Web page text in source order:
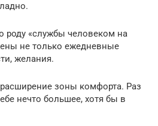
роду «службы человеком на
не только ежедневные
желания.
зоны комфорта. Раз
нечто большее, хотя бы в